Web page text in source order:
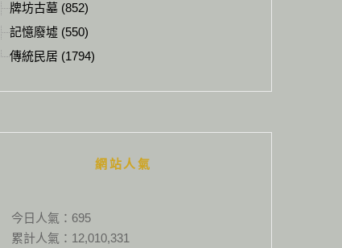
牌坊古墓 (852)
記憶廢墟 (550)
傳統民居 (1794)
網站人氣
今日人氣： 695
累計人氣： 12,010,331